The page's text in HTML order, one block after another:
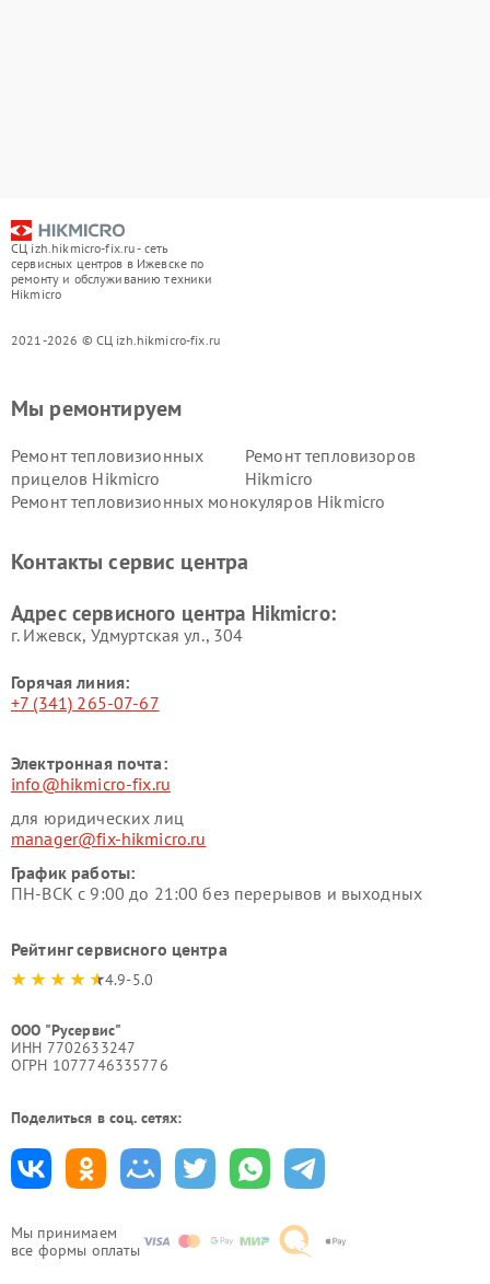
СЦ izh.hikmicro-fix.ru - сеть
сервисных центров в Ижевске по
ремонту и обслуживанию техники
Hikmicro
2021-2026 © СЦ izh.hikmicro-fix.ru
Мы принимаем
все формы оплаты
Мы ремонтируем
Ремонт тепловизионных
прицелов Hikmicro
Ремонт тепловизоров
Hikmicro
Ремонт тепловизионных монокуляров Hikmicro
Контакты сервис центра
Адрес сервисного центра Hikmicro:
г. Ижевск, Удмуртская ул., 304
Горячая линия:
+7 (341) 265-07-67
Электронная почта:
info@hikmicro-fix.ru
для юридических лиц
manager@fix-hikmicro.ru
График работы:
ПН-ВСК с 9:00 до 21:00 без перерывов и выходных
Рейтинг сервисного центра
4.9-5.0
ООО "Русервис"
ИНН 7702633247
ОГРН 1077746335776
Поделиться в соц. сетях: